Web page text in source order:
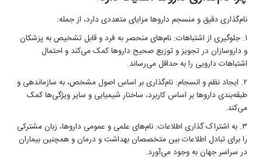
نام‌گذاری دقیق و منسجم داروها مزایای متعددی دارد، از جمله:
۱. جلوگیری از اشتباهات: نام‌های منحصر به فرد و قابل تشخیص به پزشکان
و داروسازان در تجویز و توزیع صحیح داروها کمک می‌کند و احتمال
اشتباهات دارویی را به حداقل می‌رساند.
۲. ایجاد نظم و انسجام: نام‌گذاری بر اساس اصول مشخص، به سازماندهی و
طبقه‌بندی داروها بر اساس کاربرد، ساختار شیمیایی و سایر ویژگی‌ها کمک
می‌کند.
۳. به اشتراک گذاری اطلاعات: نام‌های علمی و عمومی داروها، زبان مشترکی
را برای تبادل اطلاعات بین متخصصان بهداشت و درمان و همچنین بیماران
در سراسر جهان به وجود می‌آورد.